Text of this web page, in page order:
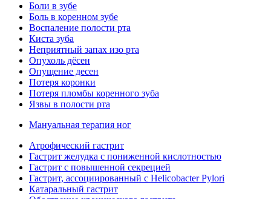
Боли в зубе
Боль в коренном зубе
Воспаление полости рта
Киста зуба
Неприятный запах изо рта
Опухоль дёсен
Опущение десен
Потеря коронки
Потеря пломбы коренного зуба
Язвы в полости рта
Мануальная терапия ног
Атрофический гастрит
Гастрит желудка с пониженной кислотностью
Гастрит с повышенной секрецией
Гастрит, ассоциированный с Helicobacter Pylori
Катаральный гастрит